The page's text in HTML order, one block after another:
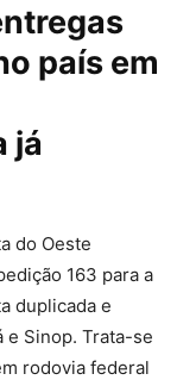
país em
já
do Oeste
163 para a
duplicada e
e Sinop. Trata-se
rodovia federal